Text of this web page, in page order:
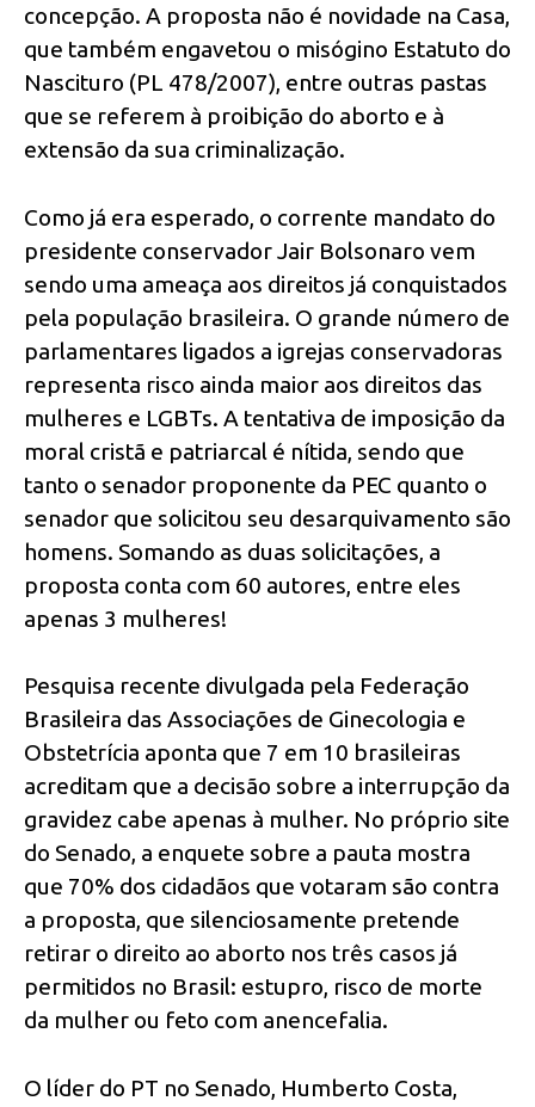
concepção. A proposta não é novidade na Casa,
que também engavetou o misógino Estatuto do
Nascituro (PL 478/2007), entre outras pastas
que se referem à proibição do aborto e à
extensão da sua criminalização.
Como já era esperado, o corrente mandato do
presidente conservador Jair Bolsonaro vem
sendo uma ameaça aos direitos já conquistados
pela população brasileira. O grande número de
parlamentares ligados a igrejas conservadoras
representa risco ainda maior aos direitos das
mulheres e LGBTs. A tentativa de imposição da
moral cristã e patriarcal é nítida, sendo que
tanto o senador proponente da PEC quanto o
senador que solicitou seu desarquivamento são
homens. Somando as duas solicitações, a
proposta conta com 60 autores, entre eles
apenas 3 mulheres!
Pesquisa recente divulgada pela Federação
Brasileira das Associações de Ginecologia e
Obstetrícia aponta que 7 em 10 brasileiras
acreditam que a decisão sobre a interrupção da
gravidez cabe apenas à mulher. No próprio site
do Senado, a enquete sobre a pauta mostra
que 70% dos cidadãos que votaram são contra
a proposta, que silenciosamente pretende
retirar o direito ao aborto nos três casos já
permitidos no Brasil: estupro, risco de morte
da mulher ou feto com anencefalia.
O líder do PT no Senado, Humberto Costa,